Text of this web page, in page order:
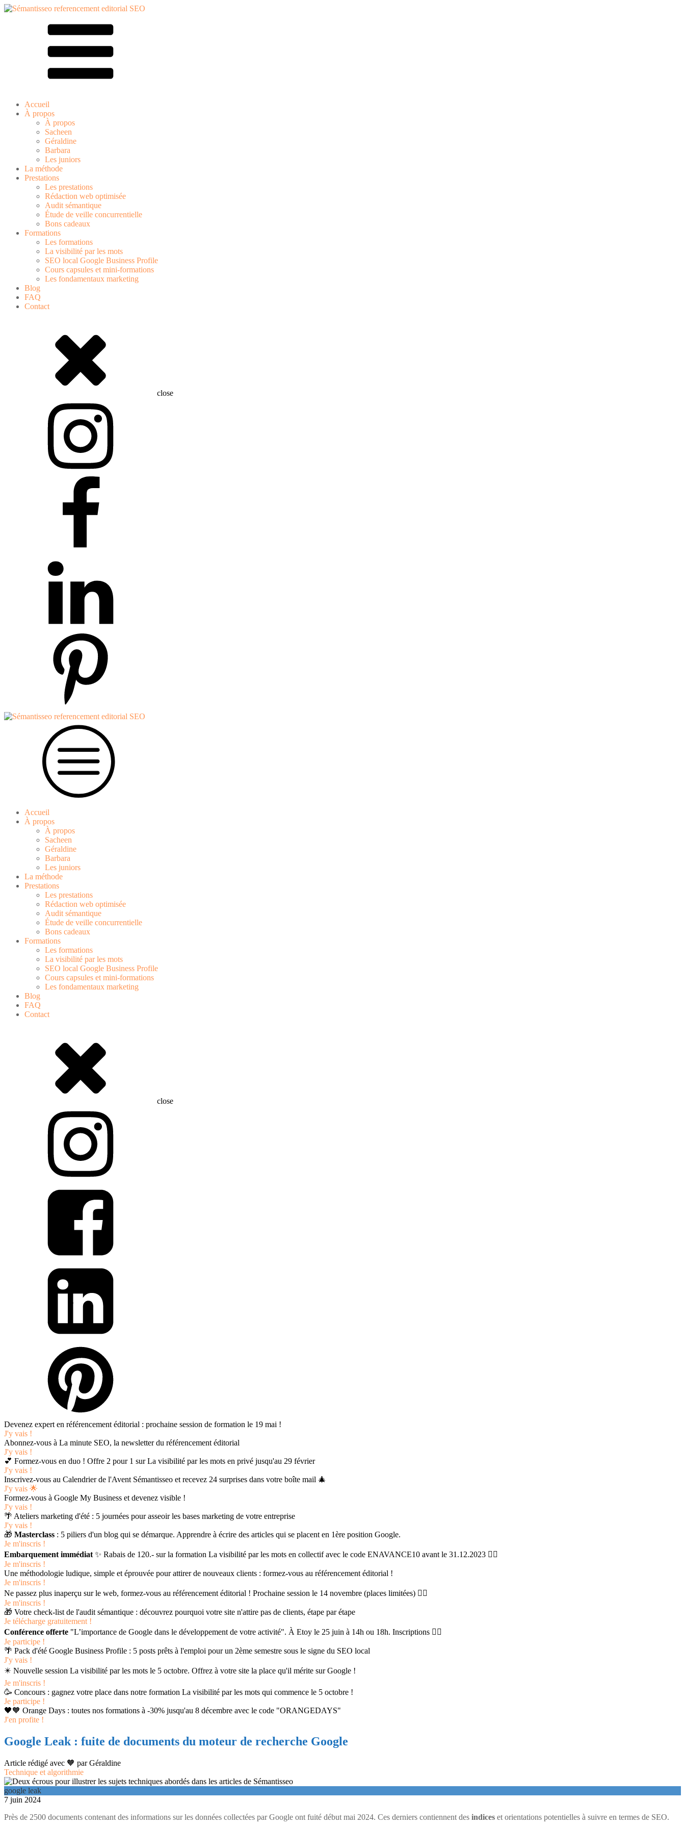
Accueil
À propos
À propos
Sacheen
Géraldine
Barbara
Les juniors
La méthode
Prestations
Les prestations
Rédaction web optimisée
Audit sémantique
Étude de veille concurrentielle
Bons cadeaux
Formations
Les formations
La visibilité par les mots
SEO local Google Business Profile
Cours capsules et mini-formations
Les fondamentaux marketing
Blog
FAQ
Contact
close
Accueil
À propos
À propos
Sacheen
Géraldine
Barbara
Les juniors
La méthode
Prestations
Les prestations
Rédaction web optimisée
Audit sémantique
Étude de veille concurrentielle
Bons cadeaux
Formations
Les formations
La visibilité par les mots
SEO local Google Business Profile
Cours capsules et mini-formations
Les fondamentaux marketing
Blog
FAQ
Contact
close
Devenez expert en référencement éditorial : prochaine session de formation le 19 mai !
J'y vais !
Abonnez-vous à La minute SEO, la newsletter du référencement éditorial
J'y vais !
💕 Formez-vous en duo ! Offre 2 pour 1 sur La visibilité par les mots en privé jusqu'au 29 février
J'y vais !
Inscrivez-vous au Calendrier de l'Avent Sémantisseo et recevez 24 surprises dans votre boîte mail 🎄
J'y vais 🌟
Formez-vous à Google My Business et devenez visible !
J'y vais !
🌴 Ateliers marketing d'été : 5 journées pour asseoir les bases marketing de votre entreprise
J'y vais !
🎁 Masterclass : 5 piliers d'un blog qui se démarque. Apprendre à écrire des articles qui se placent en 1ère position Google.
Je m'inscris !
Embarquement immédiat ✨ Rabais de 120.- sur la formation La visibilité par les mots en collectif avec le code ENAVANCE10 avant le 31.12.2023 👉🏻
Je m'inscris !
Une méthodologie ludique, simple et éprouvée pour attirer de nouveaux clients : formez-vous au référencement éditorial !
Je m'inscris !
Ne passez plus inaperçu sur le web, formez-vous au référencement éditorial ! Prochaine session le 14 novembre (places limitées) 👉🏻
Je m'inscris !
🎁 Votre check-list de l'audit sémantique : découvrez pourquoi votre site n'attire pas de clients, étape par étape
Je télécharge gratuitement !
Conférence offerte "L’importance de Google dans le développement de votre activité". À Etoy le 25 juin à 14h ou 18h. Inscriptions 👉🏻
Je participe !
🌴 Pack d'été Google Business Profile : 5 posts prêts à l'emploi pour un 2ème semestre sous le signe du SEO local
J'y vais !
✴️ Nouvelle session La visibilité par les mots le 5 octobre. Offrez à votre site la place qu'il mérite sur Google !
Je m'inscris !
🥳 Concours : gagnez votre place dans notre formation La visibilité par les mots qui commence le 5 octobre !
Je participe !
🖤🧡 Orange Days : toutes nos formations à -30% jusqu'au 8 décembre avec le code "ORANGEDAYS"
J'en profite !
Google Leak : fuite de documents du moteur de recherche Google
Article rédigé avec 🧡 parGéraldine
Technique et algorithmie
google leak
7 juin 2024
Près de 2500 documents contenant des informations sur les données collectées par Google ont fuité début mai 2024. Ces derniers contiennent des indices et orientations potentielles à suivre en termes de SEO.